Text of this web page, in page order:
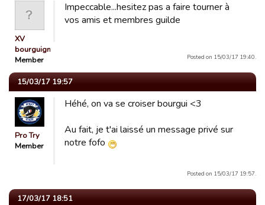
XV
bourguignon
Member
Impeccable...hesitez pas a faire tourner à
vos amis et membres guilde
Posted on 15/03/17 19:40.
15/03/17 19:57
Pro Try
Member
Héhé, on va se croiser bourgui <3
Au fait, je t'ai laissé un message privé sur
notre fofo
Posted on 15/03/17 19:57.
17/03/17 18:51